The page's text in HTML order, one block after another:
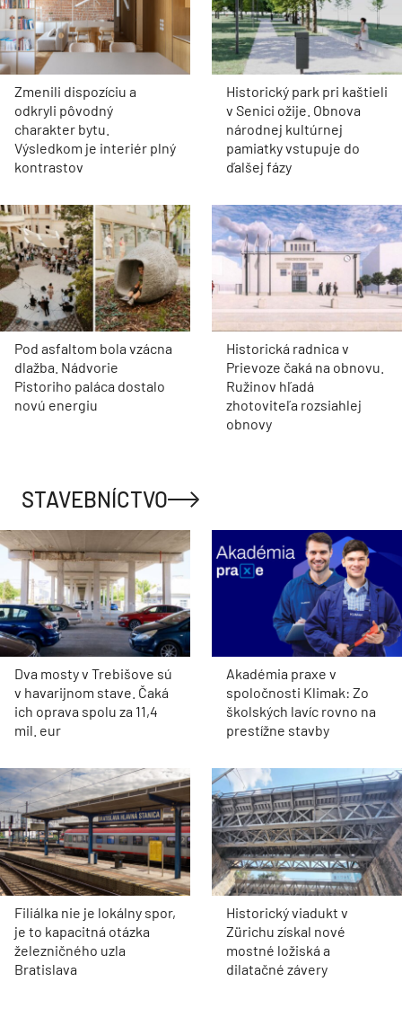
Zmenili dispozíciu a
odkryli pôvodný
charakter bytu.
Výsledkom je interiér plný
kontrastov
Historický park pri kaštieli
v Senici ožije. Obnova
národnej kultúrnej
pamiatky vstupuje do
ďalšej fázy
Pod asfaltom bola vzácna
dlažba. Nádvorie
Pistoriho paláca dostalo
novú energiu
Historická radnica v
Prievoze čaká na obnovu.
Ružinov hľadá
zhotoviteľa rozsiahlej
obnovy
STAVEBNÍCTVO
Dva mosty v Trebišove sú
v havarijnom stave. Čaká
ich oprava spolu za 11,4
mil. eur
Akadémia praxe v
spoločnosti Klimak: Zo
školských lavíc rovno na
prestížne stavby
Filiálka nie je lokálny spor,
je to kapacitná otázka
železničného uzla
Bratislava
Historický viadukt v
Zürichu získal nové
mostné ložiská a
dilatačné závery